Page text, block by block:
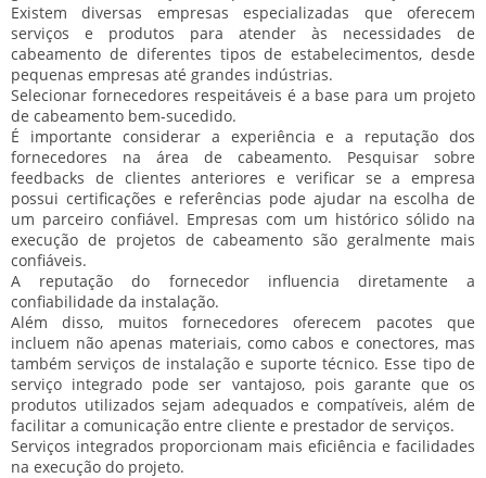
Existem diversas empresas especializadas que oferecem
serviços e produtos para atender às necessidades de
cabeamento de diferentes tipos de estabelecimentos, desde
pequenas empresas até grandes indústrias.
Selecionar fornecedores respeitáveis é a base para um projeto
de cabeamento bem-sucedido.
É importante considerar a experiência e a reputação dos
fornecedores na área de cabeamento. Pesquisar sobre
feedbacks de clientes anteriores e verificar se a empresa
possui certificações e referências pode ajudar na escolha de
um parceiro confiável. Empresas com um histórico sólido na
execução de projetos de cabeamento são geralmente mais
confiáveis.
A reputação do fornecedor influencia diretamente a
confiabilidade da instalação.
Além disso, muitos fornecedores oferecem pacotes que
incluem não apenas materiais, como cabos e conectores, mas
também serviços de instalação e suporte técnico. Esse tipo de
serviço integrado pode ser vantajoso, pois garante que os
produtos utilizados sejam adequados e compatíveis, além de
facilitar a comunicação entre cliente e prestador de serviços.
Serviços integrados proporcionam mais eficiência e facilidades
na execução do projeto.